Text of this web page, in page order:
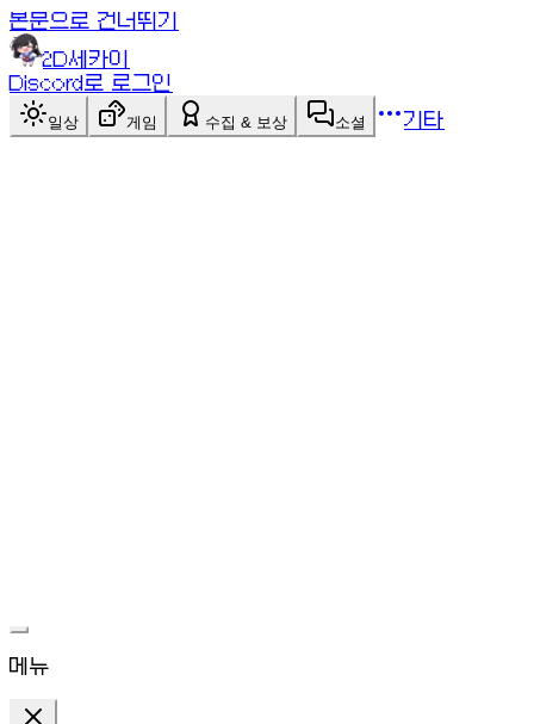
본문으로 건너뛰기
2D세카이
Discord로 로그인
일상 게임 수집 & 보상 소셜 기타
메뉴